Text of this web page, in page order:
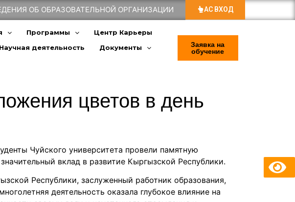
ОБ ОБРАЗОВАТЕЛЬНОЙ ОРГАНИЗАЦИИ АС ВХОД
Программы
Центр Карьеры
Научная деятельность
Документы
Заявка на
обучение
цветов в день
Чуйского университета провели памятную
вклад в развитие Кыргызской Республики.
Республики, заслуженный работник образования,
деятельность оказала глубокое влияние на